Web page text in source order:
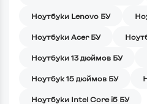
Ноутбуки Lenovo БУ
Ноутбуки Acer БУ
Ноутбуки 13 дюймов БУ
Ноутбук 15 дюймов БУ
Ноутбуки Intel Core i5 БУ